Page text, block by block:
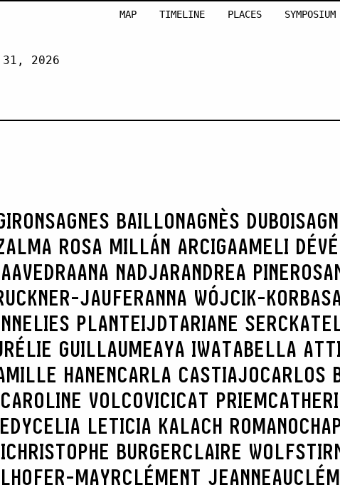
31, 2026
MAP TIMELINE PLACES SYMPOSIUM
AGNES BAILLONAGNÈS DUBOIS
ALMA ROSA MILLÁN ARCIGAAMELI DÉVÉ
ANA NADJARANDREA PINEROS
JAUFERANNA WÓJCIK-KORBAS
PLANTEIJDTARIANE SERCK
GUILLAUMEAYA IWATABELLA
HANENCARLA CASTIAJOCARLOS
CAROLINE VOLCOVICICAT PRIEM
CELIA LETICIA KALACH ROMANO
CHRISTOPHE BURGERCLAIRE
MAYRCLÉMENT JEANNEAU